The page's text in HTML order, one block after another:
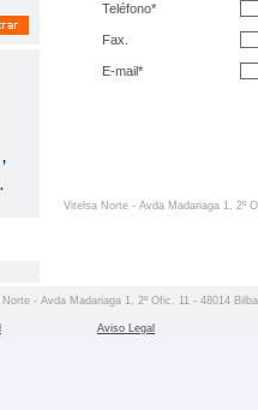
Teléfono*
Fax.
E-mail*
Vitelsa Norte - Avda Madariaga 1, 2º
- Avda Madariaga 1, 2º Ofic. 11 - 48014
Aviso Legal